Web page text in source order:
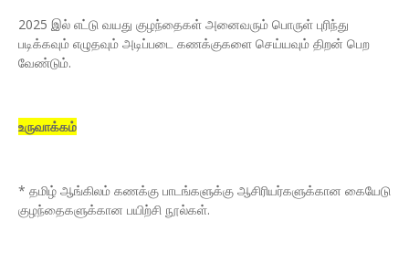
2025 இல் எட்டு வயது குழந்தைகள் அனைவரும் பொருள் புரிந்து
படிக்கவும் எழுதவும் அடிப்படை கணக்குகளை செய்யவும் திறன் பெற
வேண்டும்.
உருவாக்கம்
* தமிழ் ஆங்கிலம் கணக்கு பாடங்களுக்கு ஆசிரியர்களுக்கான கையேடு
குழந்தைகளுக்கான பயிற்சி நூல்கள்.